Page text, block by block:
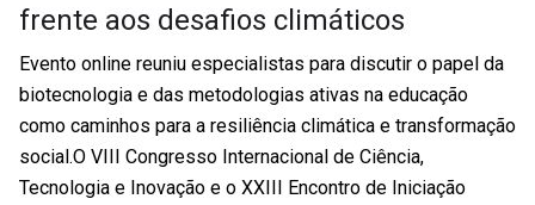
frente aos desafios climáticos
Evento online reuniu especialistas para discutir o papel da
biotecnologia e das metodologias ativas na educação
como caminhos para a resiliência climática e transformação
social.O VIII Congresso Internacional de Ciência,
Tecnologia e Inovação e o XXIII Encontro de Iniciação